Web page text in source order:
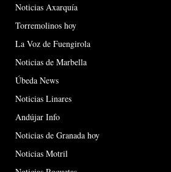
Noticias Axarquía
Torremolinos hoy
La Voz de Fuengirola
Noticias de Marbella
Úbeda News
Noticias Linares
Andújar Info
Noticias de Granada hoy
Noticias Motril